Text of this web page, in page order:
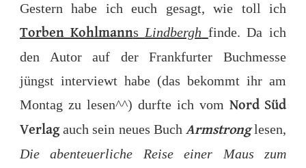
TORBEN
KUHLMANN
Gestern habe ich euch gesagt, wie toll ich
Torben Kohlmanns Lindbergh finde. Da ich
den Autor auf der Frankfurter Buchmesse
jüngst interviewt habe (das bekommt ihr am
Montag zu lesen^^) durfte ich vom Nord Süd
Verlagauch sein neues Buch Armstronglesen,
Die abenteuerliche Reise einer Maus zum